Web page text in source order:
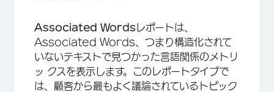
Associated Words レポートは、
Associated Words、つまり構造化されて
いないテキストで見つかった言語関係のメトリ
ッ クスを表示します。このレポートタイプで
は、顧客から最もよく議論されているトピック